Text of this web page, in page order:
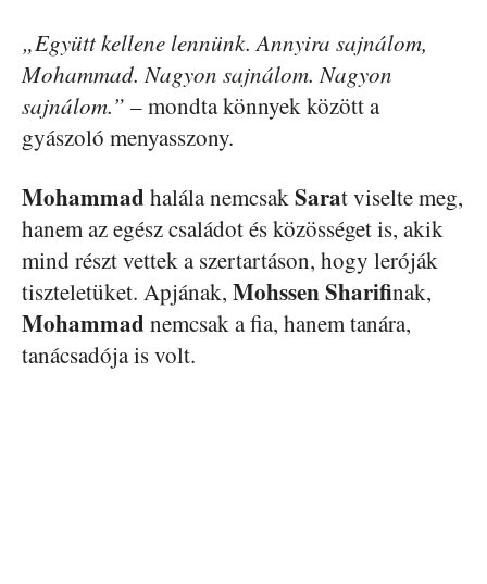
„Együtt kellene lennünk. Annyira sajnálom,
Mohammad. Nagyon sajnálom. Nagyon
sajnálom.” – mondta könnyek között a
gyászoló menyasszony.
Mohammad halála nemcsakSarat viselte meg,
hanem az egész családot és közösséget is, akik
mind részt vettek a szertartáson, hogy leróják
tiszteletüket. Apjának, Mohssen Sharifinak,
Mohammad nemcsak a fia, hanem tanára,
tanácsadója is volt.